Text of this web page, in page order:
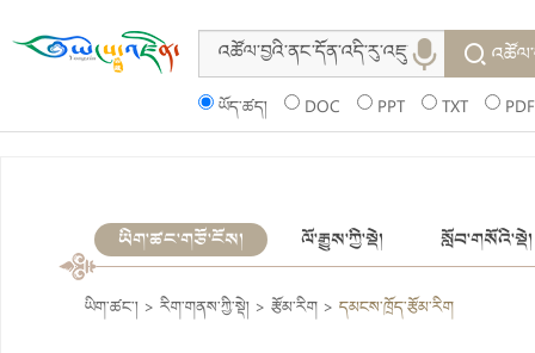
ཡོད་ཚད། DOC PPT TXT PDF
ཡིག་ཚང་གཙོ་ངོས། ལོ་རྒྱུས་ཀྱི་སྡེ། སློབ་གསོའི་སྡེ།
ཡིག་ཚང་། > རིག་གནས་ཀྱི་སྡེ། > རྩོམ་རིག > དམངས་ཁྲོད་རྩོམ་རིག